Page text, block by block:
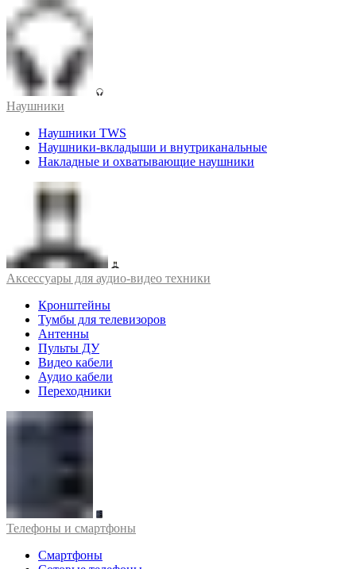
Наушники
Наушники TWS
Наушники-вкладыши и внутриканальные
Накладные и охватывающие наушники
Аксессуары для аудио-видео техники
Кронштейны
Тумбы для телевизоров
Антенны
Пульты ДУ
Видео кабели
Аудио кабели
Переходники
Телефоны и смартфоны
Смартфоны